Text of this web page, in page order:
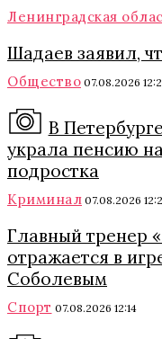
Ленинградская
Шадаев заявил,
Общество 07.08.2026
В
украла пенсию
подростка
Криминал 07.08.2026
Главный тренер
отражается в
Соболевым
Спорт 07.08.2026 12:14